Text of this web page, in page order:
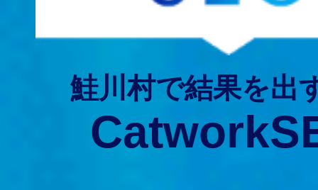
鮭川村で結果を出